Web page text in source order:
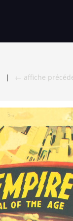
| ← affiche